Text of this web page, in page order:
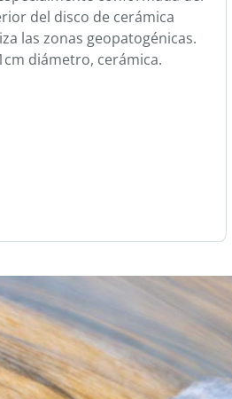
del disco de cerámica
las zonas geopatogénicas.
diámetro, cerámica.